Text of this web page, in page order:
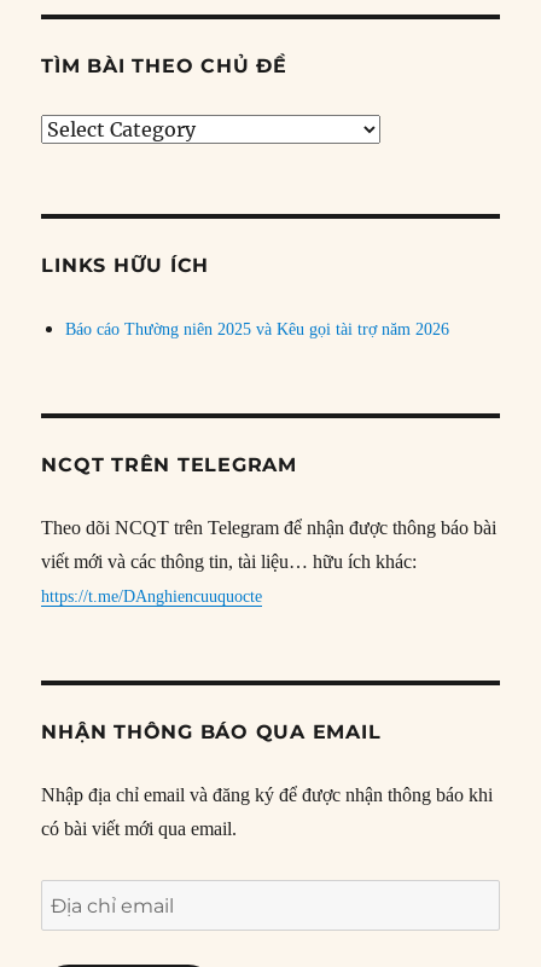
TÌM BÀI THEO CHỦ ĐỀ
Tìm
đề
LINKS HỮU ÍCH
Báo cáo Thường niên 2025 và Kêu gọi tài trợ năm 2026
NCQT TRÊN TELEGRAM
Theo dõi NCQT trên Telegram để nhận được thông báo bài
viết mới và các thông tin, tài liệu… hữu ích khác:
https://t.me/DAnghiencuuquocte
NHẬN THÔNG BÁO QUA EMAIL
Nhập địa chỉ email và đăng ký để được nhận thông báo khi
có bài viết mới qua email.
Địa
chỉ